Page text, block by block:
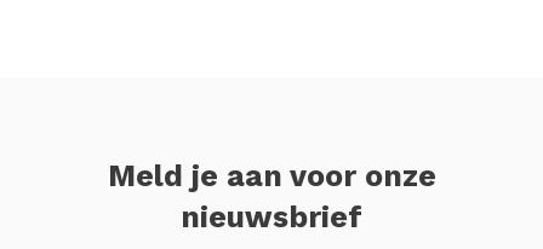
Meld je aan voor onze
nieuwsbrief